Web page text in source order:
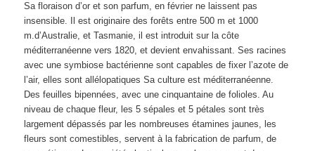
Sa floraison d’or et son parfum, en février ne laissent pas
insensible. Il est originaire des forêts entre 500 m et 1000
m.d’Australie, et Tasmanie, il est introduit sur la côte
méditerranéenne vers 1820, et devient envahissant. Ses racines
avec une symbiose bactérienne sont capables de fixer l’azote de
l’air, elles sont allélopatiques Sa culture est méditerranéenne.
Des feuilles bipennées, avec une cinquantaine de folioles. Au
niveau de chaque fleur, les 5 sépales et 5 pétales sont très
largement dépassés par les nombreuses étamines jaunes, les
fleurs sont comestibles, servent à la fabrication de parfum, de